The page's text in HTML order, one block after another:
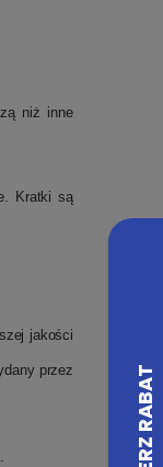
niż inne
Kratki są
jakości
przez